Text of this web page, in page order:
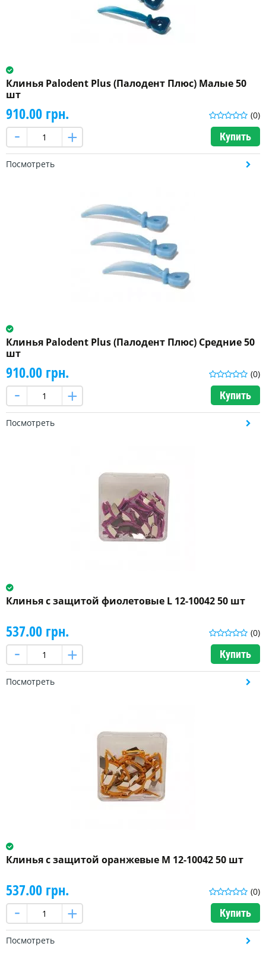
Клинья Palodent Plus (Палодент Плюс) Малые 50
шт
(0)
910.00 грн.
Купить
Посмотреть
Клинья Palodent Plus (Палодент Плюс) Средние 50
шт
(0)
910.00 грн.
Купить
Посмотреть
Клинья с защитой фиолетовые L 12-10042 50 шт
(0)
537.00 грн.
Купить
Посмотреть
Клинья с защитой оранжевые M 12-10042 50 шт
(0)
537.00 грн.
Купить
Посмотреть